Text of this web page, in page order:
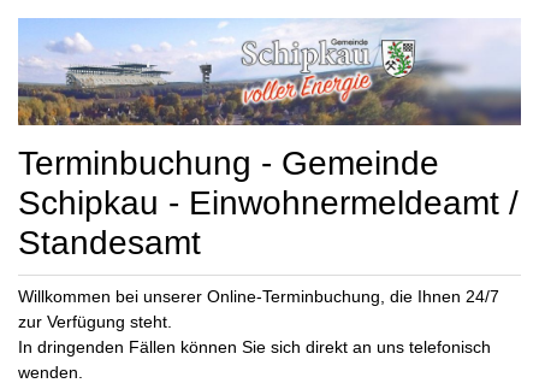
Terminbuchung - Gemeinde
Schipkau - Einwohnermeldeamt /
Standesamt
Willkommen bei unserer Online-Terminbuchung, die Ihnen 24/7
zur Verfügung steht.
In dringenden Fällen können Sie sich direkt an uns telefonisch
wenden.